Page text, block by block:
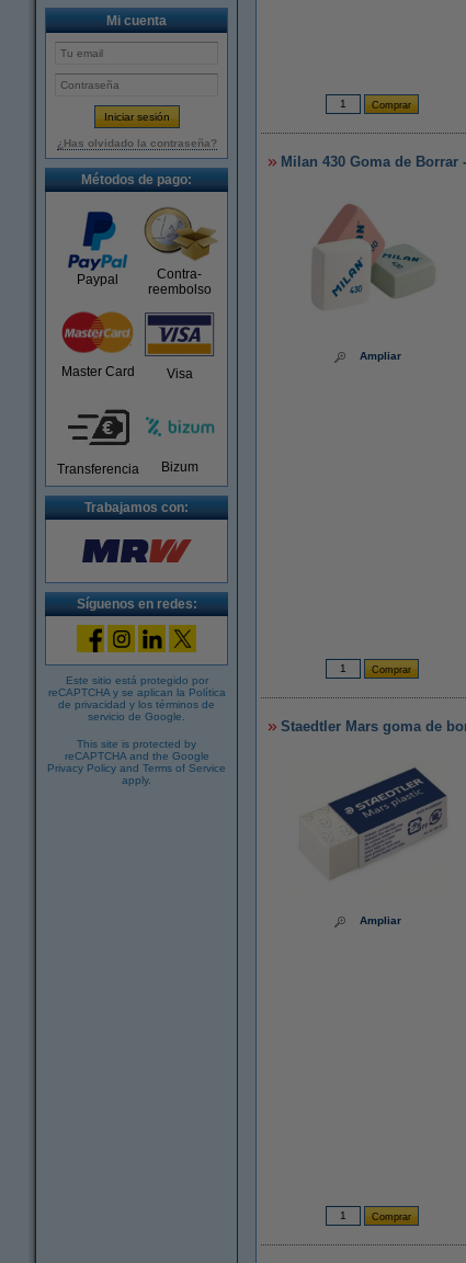
Mi cuenta
¿Has olvidado la contraseña?
Métodos de pago:
Paypal
Contra-
reembolso
Master Card Visa
Transferencia Bizum
Trabajamos con:
Síguenos en redes:
Este sitio está protegido por
reCAPTCHA y se aplican la Política
de privacidad y los términos de
servicio de Google
This site is protected by
reCAPTCHA and the Google
Privacy Policy and Terms of Service
apply.
Milan 430 Goma de Borrar
Ampliar
Staedtler Mars goma de
Ampliar